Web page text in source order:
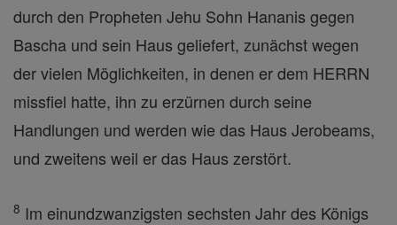
durch den Propheten Jehu Sohn Hananis gegen
Bascha und sein Haus geliefert, zunächst wegen
der vielen Möglichkeiten, in denen er dem HERRN
missfiel hatte, ihn zu erzürnen durch seine
Handlungen und werden wie das Haus Jerobeams,
und zweitens weil er das Haus zerstört.
8 Im einundzwanzigsten sechsten Jahr des Königs